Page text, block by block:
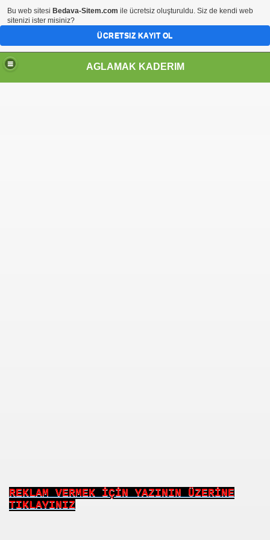
" />
AGLAMAK KADERIM
REKLAM VERMEK İÇİN YAZININ ÜZERİNE
TIKLAYINIZ
Bu web sitesi Bedava-Sitem.com ile ücretsiz oluşturuldu. Siz de kendi web
sitenizi ister misiniz?
ÜCRETSIZ KAYIT OL